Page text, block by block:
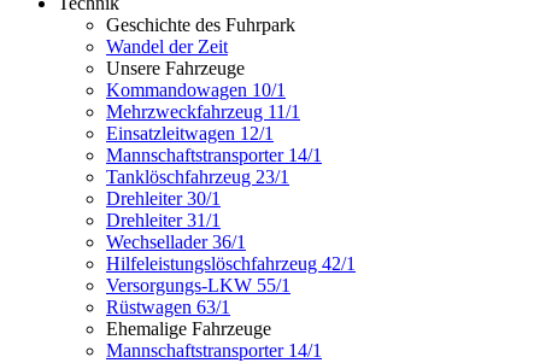
Geschichte des Fuhrpark
Wandel der Zeit
Unsere Fahrzeuge
Kommandowagen 10/1
Mehrzweckfahrzeug 11/1
Einsatzleitwagen 12/1
Mannschaftstransporter 14/1
Tanklöschfahrzeug 23/1
Drehleiter 30/1
Drehleiter 31/1
Wechsellader 36/1
Hilfeleistungslöschfahrzeug 42/1
Versorgungs-LKW 55/1
Rüstwagen 63/1
Ehemalige Fahrzeuge
Mannschaftstransporter 14/1